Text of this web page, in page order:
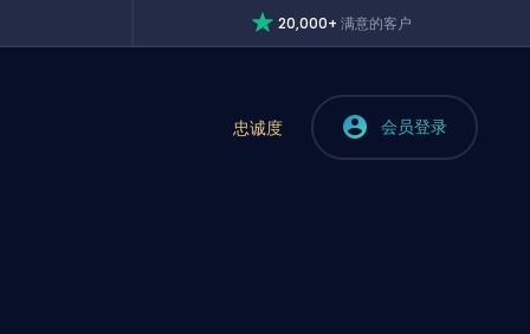
20,000+满意的客户
忠诚度 会员登录